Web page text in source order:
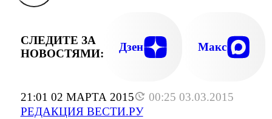
21:01 02 МАРТА 2015
00:25 03.03.2015
РЕДАКЦИЯ ВЕСТИ.РУ
СЛЕДИТЕ ЗА
НОВОСТЯМИ:
Дзен Макс